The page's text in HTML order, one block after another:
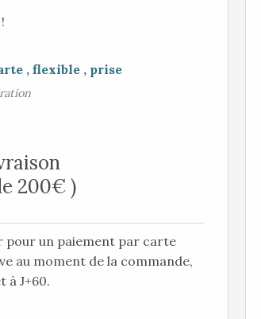
!
200€ )
pour un paiement par carte
au moment de la commande,
à J+60.